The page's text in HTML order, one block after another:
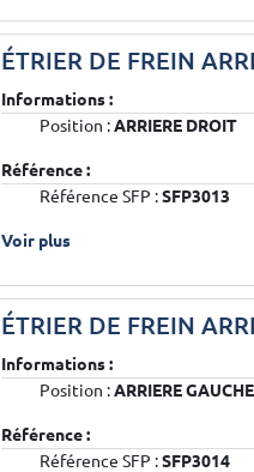
ÉTRIER DE FREIN
Informations :
Position : ARRIERE DROIT
Référence :
Référence SFP : SFP3013
Voir plus
ÉTRIER DE FREIN
Informations :
Position : ARRIERE GAUCHE
Référence :
Référence SFP : SFP3014